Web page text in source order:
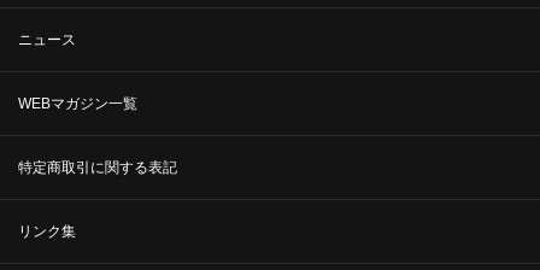
ニュース
WEBマガジン一覧
特定商取引に関する表記
リンク集